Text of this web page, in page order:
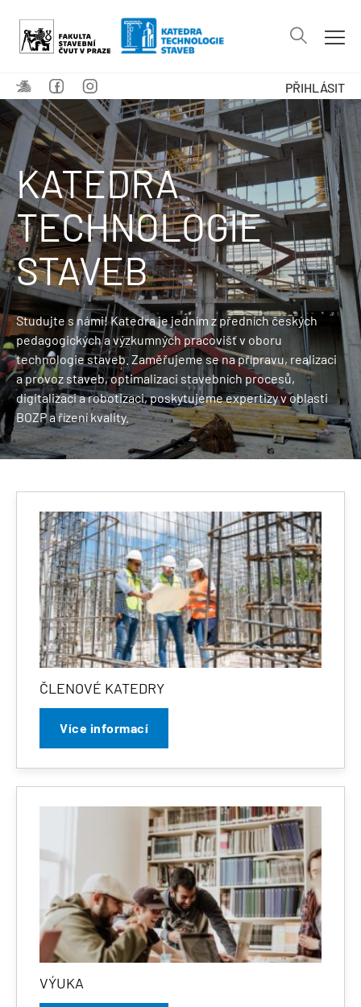
PŘIHLÁSIT
KATEDRA
TECHNOLOGIE
STAVEB
Studujte s námi! Katedra je jedním z předních českých
pedagogických a výzkumných pracovišť v oboru
technologie staveb. Zaměřujeme se na přípravu, realizaci
a provoz staveb, optimalizaci stavebních procesů,
digitalizaci a robotizaci, poskytujeme expertizy v oblasti
BOZP a řízení kvality.
ČLENOVÉ KATEDRY
Více informací
VÝUKA